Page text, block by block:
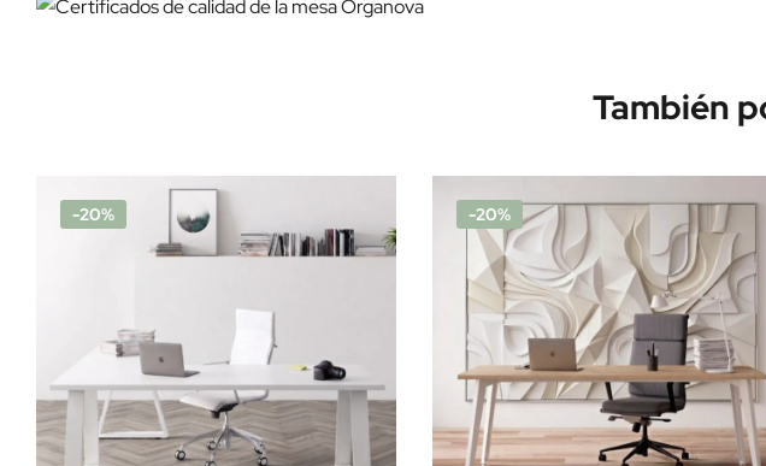
También
-20% -20%